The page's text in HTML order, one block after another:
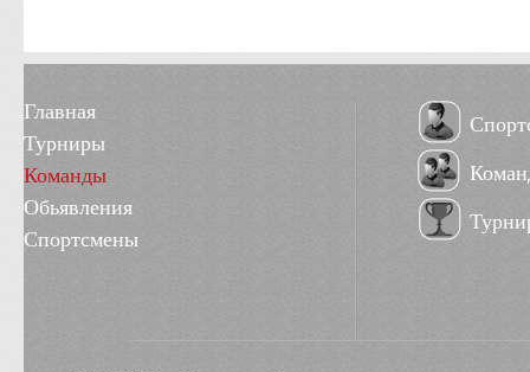
Главная
Турниры
Команды
Обьявления
Спортсмены